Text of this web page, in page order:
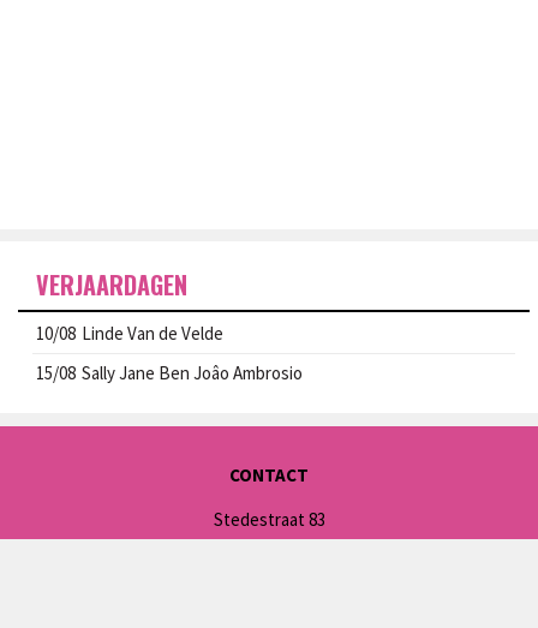
VERJAARDAGEN
10/08 Linde Van de Velde
15/08 Sally Jane Ben Joâo Ambrosio
CONTACT
Stedestraat 83